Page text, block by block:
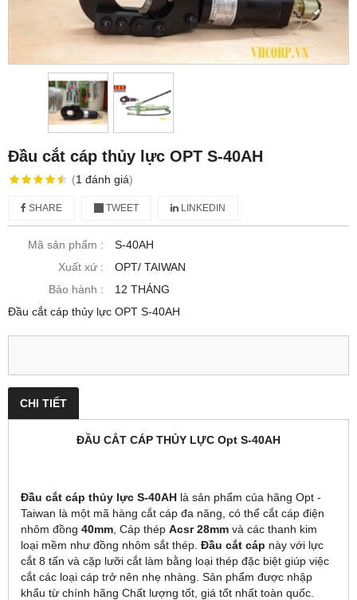
Đầu cắt cáp thủy lực OPT S-40AH
(1 đánh giá)
SHARE TWEET LINKEDIN
Mã sản phẩm :
S-40AH
Xuất xứ :
OPT/ TAIWAN
Bảo hành :
12 THÁNG
Đầu cắt cáp thủy lực OPT S-40AH
CHI TIẾT
ĐẦU CẮT CÁP THỦY LỰC Opt S-40AH
Đầu cắt cáp thủy lực S-40AH là sản phẩm của hãng Opt -
Taiwan là một mã hàng cắt cáp đa năng, có thể cắt cáp điện
nhôm đồng 40mm , Cáp thép Acsr 28mm và các thanh kim
loại mềm như đồng nhôm sắt thép. Đầu cắt cáp này với lực
cắt 8 tấn và cặp lưỡi cắt làm bằng loại thép đặc biệt giúp việc
cắt các loại cáp trở nên nhẹ nhàng. Sản phẩm được nhập
khẩu từ chính hãng Chất lượng tốt, giá tốt nhất toàn quốc.